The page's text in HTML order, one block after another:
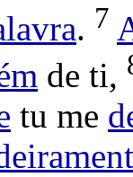
. 7
de ti,
tu me